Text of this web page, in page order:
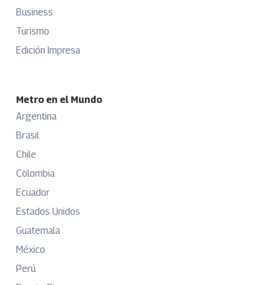
Business
Turismo
Edición Impresa
Metro en el Mundo
Argentina
Brasil
Chile
Colombia
Ecuador
Estados Unidos
Guatemala
México
Perú